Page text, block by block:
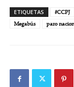
ETIQUETAS #CCPJ
Megabús
paro